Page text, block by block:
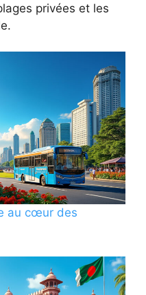
privées et les
au cœur des